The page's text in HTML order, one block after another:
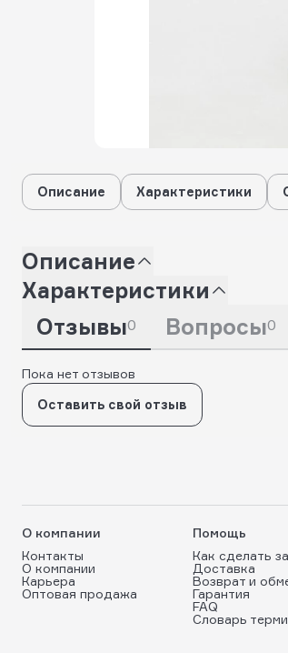
Описание Характеристики
Описание
Характеристики
Отзывы0 Вопросы0
Пока нет отзывов
Оставить свой отзыв
О компании
Контакты
О компании
Карьера
Оптовая продажа
Помощь
Как сделать
Доставка
Возврат и
Гарантия
FAQ
Словарь